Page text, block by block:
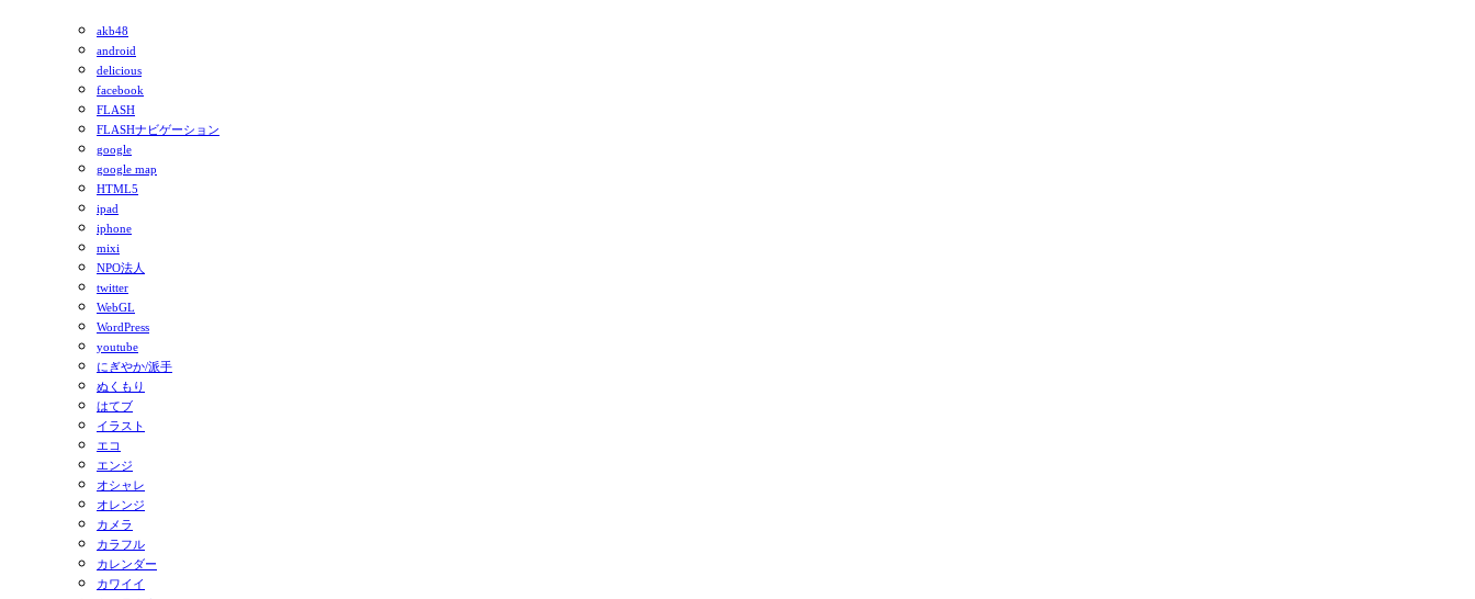
akb48
android
delicious
facebook
FLASH
FLASHナビゲーション
google
google map
HTML5
ipad
iphone
mixi
NPO法人
twitter
WebGL
WordPress
youtube
にぎやか/派手
ぬくもり
はてブ
イラスト
エコ
エンジ
オシャレ
オレンジ
カメラ
カラフル
カレンダー
カワイイ